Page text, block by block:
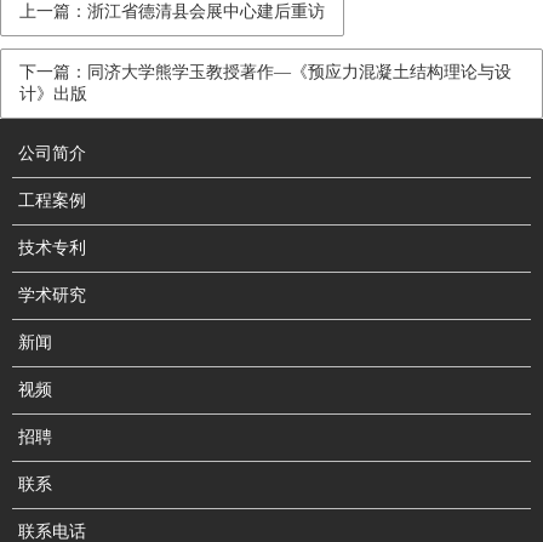
上一篇：浙江省德清县会展中心建后重访
下一篇：同济大学熊学玉教授著作—《预应力混凝土结构理论与设
计》出版
公司简介
工程案例
技术专利
学术研究
新闻
视频
招聘
联系
联系电话